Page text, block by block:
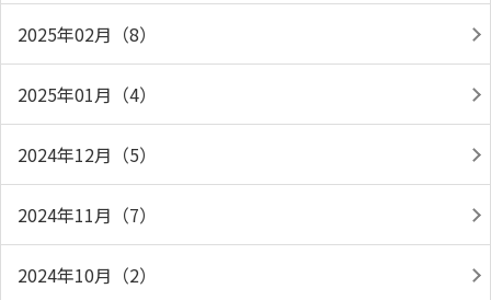
2025年02月（8）
2025年01月（4）
2024年12月（5）
2024年11月（7）
2024年10月（2）